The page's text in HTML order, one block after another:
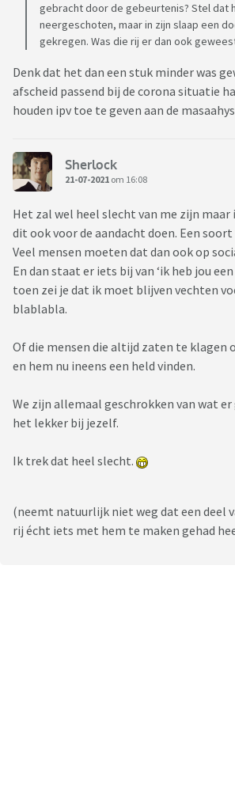
gebracht door de gebeurtenis? Stel dat
neergeschoten, maar in zijn slaap een
gekregen. Was die rij er dan ook
Denk dat het dan een stuk minder was
afscheid passend bij de corona situatie
houden ipv toe te geven aan de
Sherlock
21-07-2021 om 16:08
Het zal wel heel slecht van me zijn maar
dit ook voor de aandacht doen. Een soort
Veel mensen moeten dat dan ook op
En dan staat er iets bij van ‘ik heb jou
toen zei je dat ik moet blijven vechten
blablabla.
Of die mensen die altijd zaten te klagen
en hem nu ineens een held vinden.
We zijn allemaal geschrokken van wat er
het lekker bij jezelf.
Ik trek dat heel slecht.
(neemt natuurlijk niet weg dat een deel
rij écht iets met hem te maken gehad